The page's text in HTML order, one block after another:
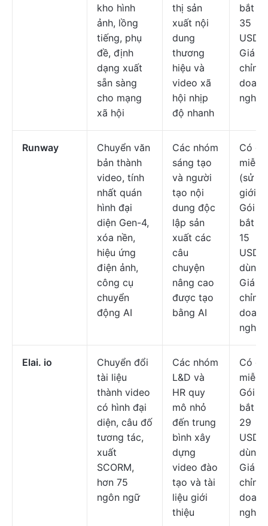
kho hình
ảnh, lồng
tiếng, phụ
đề, định
dạng xuất
sẵn sàng
cho mạng
xã hội
thị sản
xuất nội
dung
thương
hiệu và
video xã
hội nhịp
độ nhanh
bắt
35
USD/
Giá
chỉnh
doanh
Runway
Chuyển văn
bản thành
video, tính
nhất quán
hình đại
diện Gen-4,
xóa nền,
hiệu ứng
điện ảnh,
công cụ
chuyển
động AI
Các nhóm
sáng tạo
và người
tạo nội
dung độc
lập sản
xuất các
câu
chuyện
nâng cao
được tạo
bằng AI
Có
miễn
(sử
giới
Gói
bắt
15
USD/
dùng/
Giá
chỉnh
doanh
Elai. io
Chuyển đổi
tài liệu
thành video
có hình đại
diện, câu đố
tương tác,
xuất
SCORM,
hơn 75
ngôn ngữ
Các nhóm
L&D và
HR quy
mô nhỏ
đến trung
bình xây
dựng
video đào
tạo và tài
liệu giới
thiệu
Có
miễn
Gói
bắt
29
USD/
dùng/
Giá
chỉnh
doanh